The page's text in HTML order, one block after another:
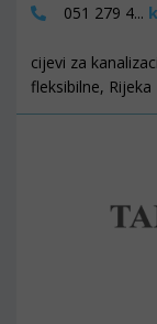
051 279 4...
cijevi za
fleksibilne, Rijeka